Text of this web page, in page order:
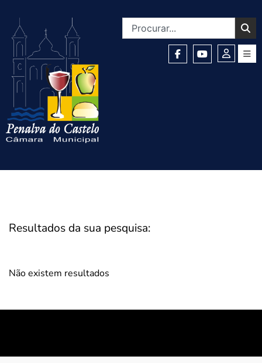
Resultados da sua pesquisa:
Não existem resultados